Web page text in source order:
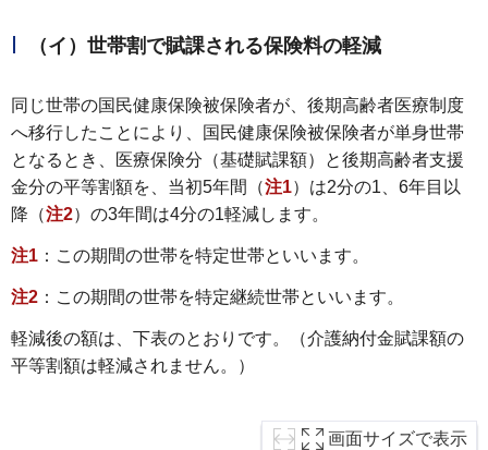
（イ）世帯割で賦課される保険料の軽減
同じ世帯の国民健康保険被保険者が、後期高齢者医療制度
へ移行したことにより、国民健康保険被保険者が単身世帯
となるとき、医療保険分（基礎賦課額）と後期高齢者支援
金分の平等割額を、当初5年間（注1）は2分の1、6年目以
降（注2）の3年間は4分の1軽減します。
注1 ：この期間の世帯を特定世帯といいます。
注2 ：この期間の世帯を特定継続世帯といいます。
軽減後の額は、下表のとおりです。（介護納付金賦課額の
平等割額は軽減されません。）
画面サイズで表示